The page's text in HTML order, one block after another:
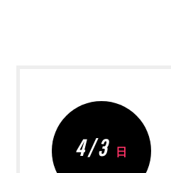
4 / 3 日